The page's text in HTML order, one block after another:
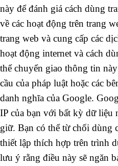
này để đánh giá cách dùng
về các hoạt động trên trang
trang web và cung cấp các
hoạt động internet và cách
thể chuyển giao thông tin
cầu của pháp luật hoặc các
danh nghĩa của Google.
IP của bạn với bất kỳ dữ liệu
giữ. Bạn có thể từ chối dùng
thiết lập thích hợp trên trình
lưu ý rằng điều này sẽ ngăn